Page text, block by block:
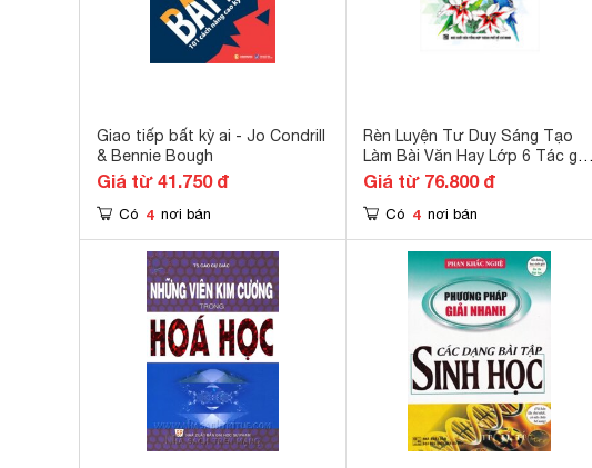
Giao tiếp bất kỳ ai - Jo Condrill
& Bennie Bough
Giá từ 41.750 đ
Có 4 nơi bán
Rèn Luyện Tư Duy Sáng Tạo
Làm Bài Văn Hay Lớp 6 Tác giả
Thái Quang Vinh
Giá từ 76.800 đ
Có 4 nơi bán